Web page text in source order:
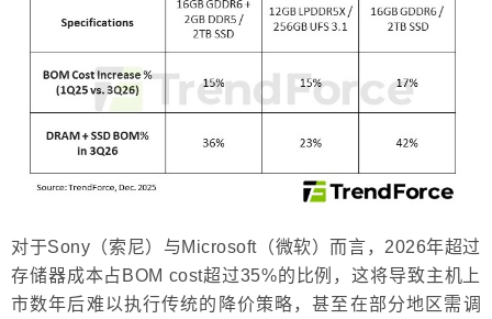
对于Sony（索尼）与Microsoft（微软）而言，2026年超过
存储器成本占BOM cost超过35%的比例，这将导致主机上
市数年后难以执行传统的降价策略，甚至在部分地区需调